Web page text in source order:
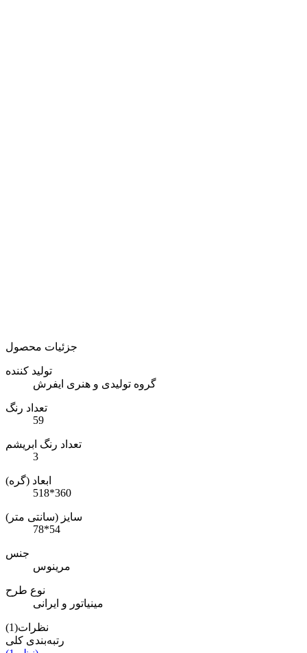
جزئیات محصول
تولید کننده
گروه تولیدی و هنری ایفرش
تعداد رنگ
59
تعداد رنگ ابریشم
3
ابعاد (گره)
518*360
سایز (سانتی متر)
78*54
جنس
مرینوس
نوع طرح
مینیاتور و ایرانی
نظرات(1)
رتبه‌بندی کلی